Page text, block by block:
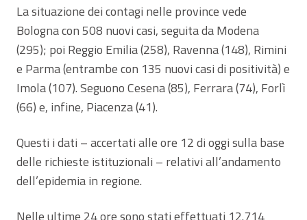
La situazione dei contagi nelle province vede
Bologna con 508 nuovi casi, seguita da Modena
(295); poi Reggio Emilia (258), Ravenna (148), Rimini
e Parma (entrambe con 135 nuovi casi di positività) e
Imola (107). Seguono Cesena (85), Ferrara (74), Forlì
(66) e, infine, Piacenza (41).
Questi i dati – accertati alle ore 12 di oggi sulla base
delle richieste istituzionali – relativi all’andamento
dell’epidemia in regione.
Nelle ultime 24 ore sono stati effettuati 12.714